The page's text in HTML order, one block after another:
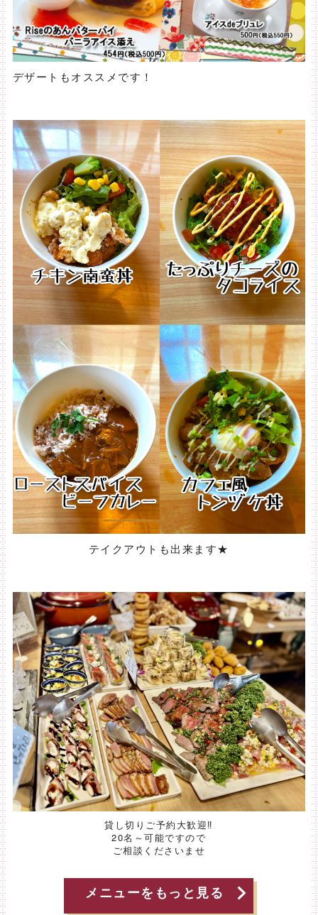
デザートもオススメです！
テイクアウトも出来ます★
貸し切りご予約大歓迎‼
20名～可能ですので
ご相談くださいませ
メニューをもっと見る